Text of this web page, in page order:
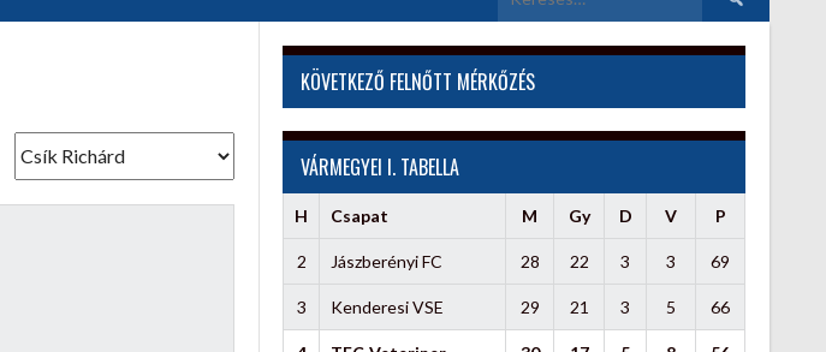
KÖVETKEZŐ FELNŐTT MÉRKŐZÉS
VÁRMEGYEI I. TABELLA
H Csapat M Gy D V P
2 Jászberényi FC 28 22 3 3 69
3 Kenderesi VSE 29 21 3 5 66